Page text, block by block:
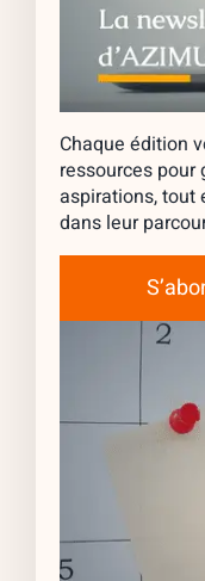
Chaque édition
ressources
aspirations, tout
dans leur